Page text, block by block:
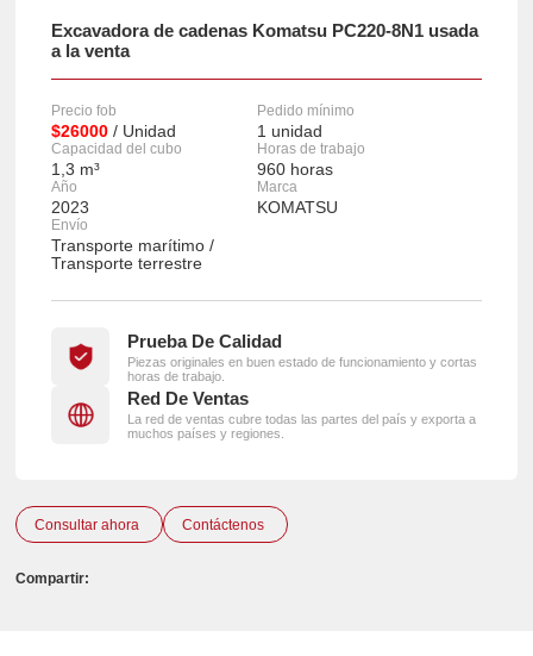
Excavadora de cadenas Komatsu PC220-8N1 usada
a la venta
Precio fob
$26000 / Unidad
Pedido mínimo
1 unidad
Capacidad del cubo
1,3 m³
Horas de trabajo
960 horas
Año
2023
Marca
KOMATSU
Envío
Transporte marítimo /
Transporte terrestre
Prueba De Calidad
Piezas originales en buen estado de funcionamiento y cortas
horas de trabajo.
Red De Ventas
La red de ventas cubre todas las partes del país y exporta a
muchos países y regiones.
Consultar ahora Contáctenos
Compartir: